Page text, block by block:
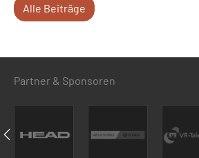
Alle Beiträge
Partner & Sponsoren